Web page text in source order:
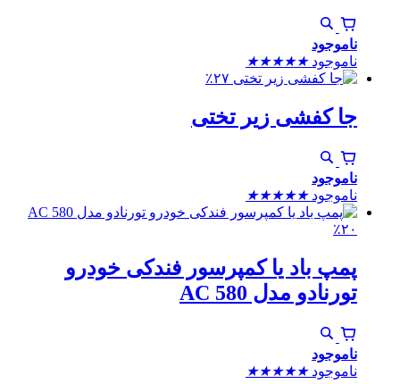
ناموجود
ناموجود ★
★
★
★
★
٪۲۷
جا کفشی زیر تختی
ناموجود
ناموجود ★
★
★
★
★
٪۲۰
پمپ باد یا کمپرسور فندکی خودرو
تورنادو مدل AC 580
ناموجود
ناموجود ★
★
★
★
★